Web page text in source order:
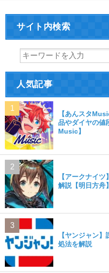
サイト内検索
人気記事
【あんスタ
品やダイヤの値
Music】
【アークナイ
解説【明日方舟】
【ヤンジャン
処法を解説